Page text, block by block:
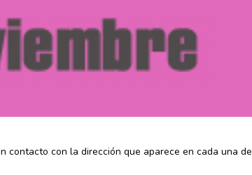
contacto con la dirección que aparece en cada una de